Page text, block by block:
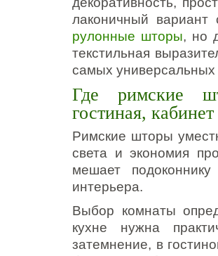
лаконичный
рулонные шторы, но
текстильная
самых
Где римские
гостиная, кабинет
Римские шторы
света и экономия
мешает
интерьера.
Выбор комнаты
кухне нужна
затемнение, в